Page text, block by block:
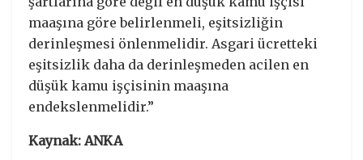
maaşına göre belirlenmeli, eşitsizliğin
derinleşmesi önlenmelidir. Asgari ücretteki
eşitsizlik daha da derinleşmeden acilen en
düşük kamu işçisinin maaşına
endekslenmelidir.”
Kaynak: ANKA